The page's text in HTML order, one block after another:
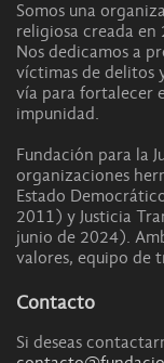
Somos una
religiosa creada en
Nos dedicamos a
víctimas de delitos
vía para fortalecer
impunidad.
Fundación para la
organizaciones
Estado
2011) y Justicia
junio de 2024).
valores, equipo de
Contacto
Si deseas